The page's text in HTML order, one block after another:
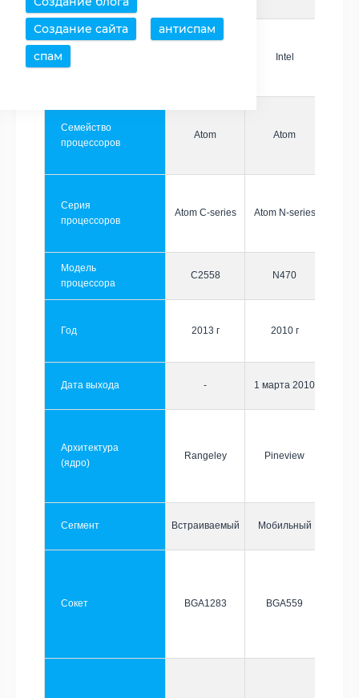
Создание сайта
антиспам
спамПроизводитель Intel
Семейство
процессоров
Atom Atom
Серия
процессоров
Atom C-series Atom N-series
Модель
процессора
C2558 N470
Год 2013 г 2010 г
Дата выхода - 1 марта 2010
Архитектура
(ядро)
Rangeley Pineview
Сегмент Встраиваемый Мобильный
Сокет BGA1283 BGA559